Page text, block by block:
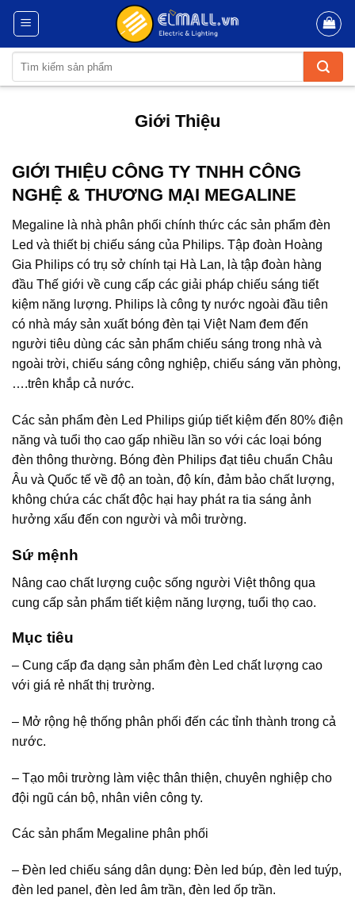
Skip
content
kiếm:
Giới Thiệu
GIỚI THIỆU CÔNG TY TNHH CÔNG
NGHỆ & THƯƠNG MẠI MEGALINE
Megaline là nhà phân phối chính thức các sản phẩm đèn
Led và thiết bị chiếu sáng của Philips. Tập đoàn Hoàng
Gia Philips có trụ sở chính tại Hà Lan, là tập đoàn hàng
đầu Thế giới về cung cấp các giải pháp chiếu sáng tiết
kiệm năng lượng. Philips là công ty nước ngoài đầu tiên
có nhà máy sản xuất bóng đèn tại Việt Nam đem đến
người tiêu dùng các sản phẩm chiếu sáng trong nhà và
ngoài trời, chiếu sáng công nghiệp, chiếu sáng văn phòng,
….trên khắp cả nước.
Các sản phẩm đèn Led Philips giúp tiết kiệm đến 80% điện
năng và tuổi thọ cao gấp nhiều lần so với các loại bóng
đèn thông thường. Bóng đèn Philips đạt tiêu chuẩn Châu
Âu và Quốc tế về độ an toàn, độ kín, đảm bảo chất lượng,
không chứa các chất độc hại hay phát ra tia sáng ảnh
hưởng xấu đến con người và môi trường.
Sứ mệnh
Nâng cao chất lượng cuộc sống người Việt thông qua
cung cấp sản phẩm tiết kiệm năng lượng, tuổi thọ cao.
Mục tiêu
– Cung cấp đa dạng sản phẩm đèn Led chất lượng cao
với giá rẻ nhất thị trường.
– Mở rộng hệ thống phân phối đến các tỉnh thành trong cả
nước.
– Tạo môi trường làm việc thân thiện, chuyên nghiệp cho
đội ngũ cán bộ, nhân viên công ty.
Các sản phẩm Megaline phân phối
– Đèn led chiếu sáng dân dụng: Đèn led búp, đèn led tuýp,
đèn led panel, đèn led âm trần, đèn led ốp trần.